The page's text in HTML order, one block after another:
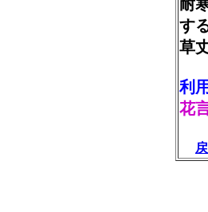
耐
す
草
利
花